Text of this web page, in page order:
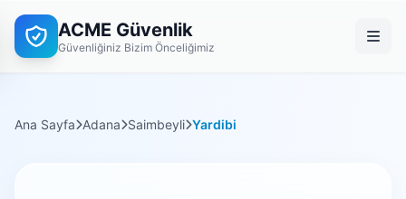
ACME Güvenlik
Güvenliğiniz Bizim Önceliğimiz
Ana Sayfa Adana Saimbeyli Yardibi